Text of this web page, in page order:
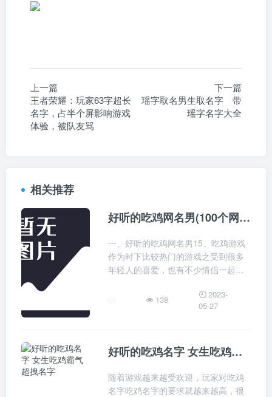
上一篇
王者荣耀：玩家63字超长
名字，占半个屏影响游戏
体验，被队友骂
下一篇
瑶字取名男生取名字 带
瑶字名字大全
相关推荐
好听的吃鸡网名男(100个网名合集)
一、好听的吃鸡网名男15、吃鸡游戏
作为时下比较热门的游戏之受到很多
年轻人的喜爱，也有不少情侣一起组
也是必要的，如果想要独特一点的
吧，可以尝试去一对逗比搞笑类型的
138
2023-
05-27
好听的吃鸡名字 女生吃鸡霸气超拽名字
随着游戏越来越受欢迎，玩家对吃鸡
名字吃鸡名字的要求就越来越高，很